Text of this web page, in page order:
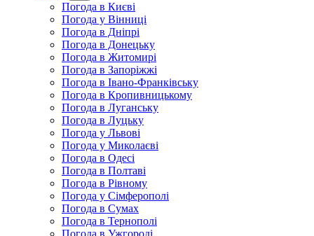
Погода в Києві
Погода у Вінниці
Погода в Дніпрі
Погода в Донецьку
Погода в Житомирі
Погода в Запоріжжі
Погода в Івано-Франківську
Погода в Кропивницькому
Погода в Луганську
Погода в Луцьку
Погода у Львові
Погода у Миколаєві
Погода в Одесі
Погода в Полтаві
Погода в Рівному
Погода у Сімферополі
Погода в Сумах
Погода в Тернополі
Погода в Ужгороді